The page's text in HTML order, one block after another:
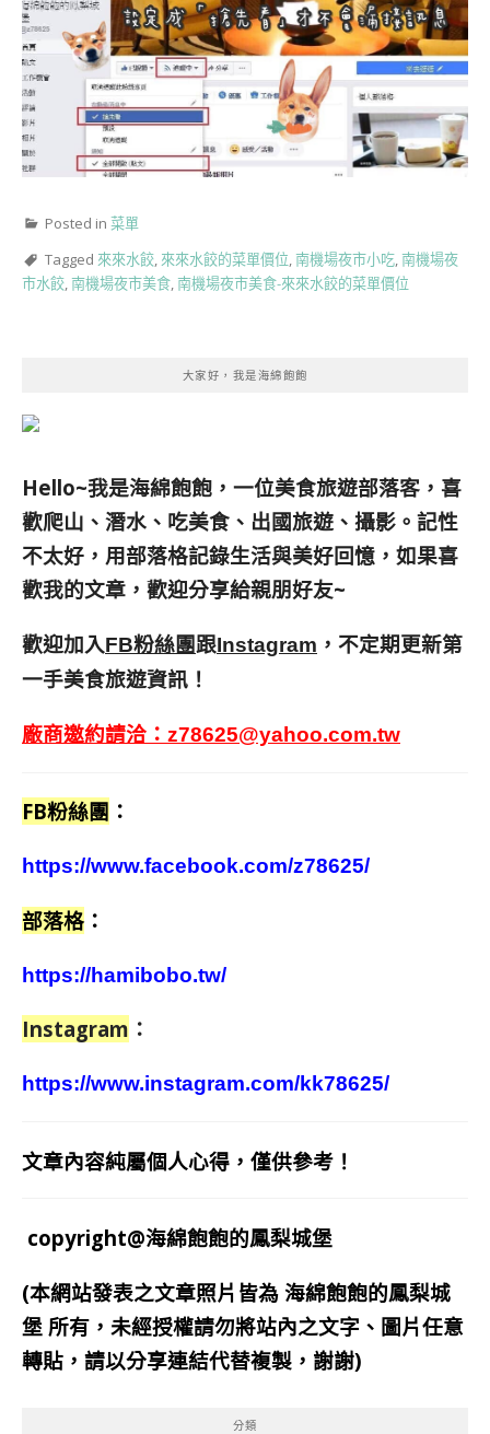
Posted in 菜單
Tagged 來來水餃, 來來水餃的菜單價位,南機場夜市小吃,南機場夜
市水餃,南機場夜市美食,南機場夜市美食-來來水餃的菜單價位
大家好，我是海綿飽飽
Hello~我是海綿飽飽，一位美食旅遊部落客， 喜
歡爬山、潛水、吃美食、出國旅遊、攝影。 記性
不太好，用部落格記錄生活與美好回憶， 如果喜
歡我的文章，歡迎分享給親朋好友~
歡迎加入FB粉絲團跟Instagram ，不定期更新第
一手美食旅遊資訊！
廠商邀約請洽： z78625@yahoo.com.tw
FB粉絲團 ：
https://www.facebook.com/z78625/
部落格 ：
https://hamibobo.tw/
Instagram ：
https://www.instagram.com/kk78625/
文章內容純屬個人心得，僅供參考！
copyright@海綿飽飽的鳳梨城堡
(本網站發表之文章照片皆為 海綿飽飽的鳳梨城
堡 所有，未經授權請勿將站內之文字、圖片任意
轉貼，請以分享連結代替複製，謝謝)
分類